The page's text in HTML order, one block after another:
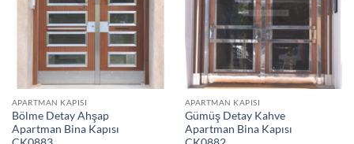
APARTMAN KAPISI
Bölme Detay Ahşap
Apartman Bina Kapısı
APARTMAN KAPISI
Gümüş Detay Kahve
Apartman Bina Kapısı